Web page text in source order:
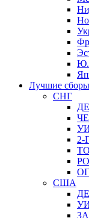
Лучшие сборы
СНГ
США